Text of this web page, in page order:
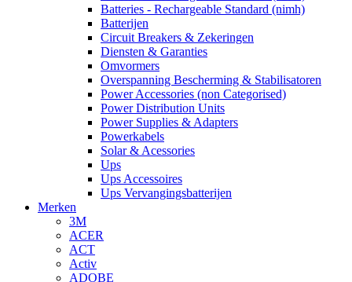
Batteries - Rechargeable Standard (nimh)
Batterijen
Circuit Breakers & Zekeringen
Diensten & Garanties
Omvormers
Overspanning Bescherming & Stabilisatoren
Power Accessories (non Categorised)
Power Distribution Units
Power Supplies & Adapters
Powerkabels
Solar & Acessories
Ups
Ups Accessoires
Ups Vervangingsbatterijen
Merken
3M
ACER
ACT
Activ
ADOBE